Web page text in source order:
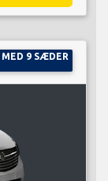
9 SÆDER